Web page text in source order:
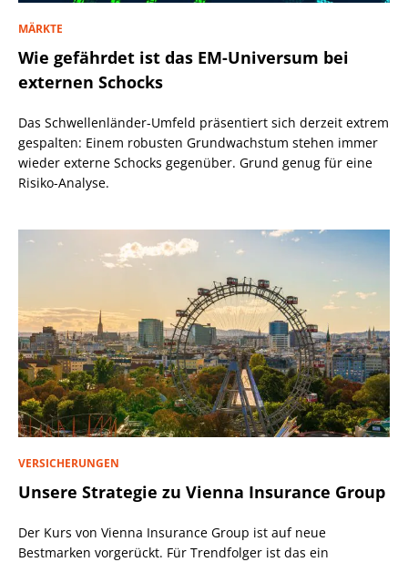
MÄRKTE
Wie gefährdet ist das EM-Universum bei
externen Schocks
Das Schwellenländer-Umfeld präsentiert sich derzeit extrem
gespalten: Einem robusten Grundwachstum stehen immer
wieder externe Schocks gegenüber. Grund genug für eine
Risiko-Analyse.
VERSICHERUNGEN
Unsere Strategie zu Vienna Insurance Group
Der Kurs von Vienna Insurance Group ist auf neue
Bestmarken vorgerückt. Für Trendfolger ist das ein